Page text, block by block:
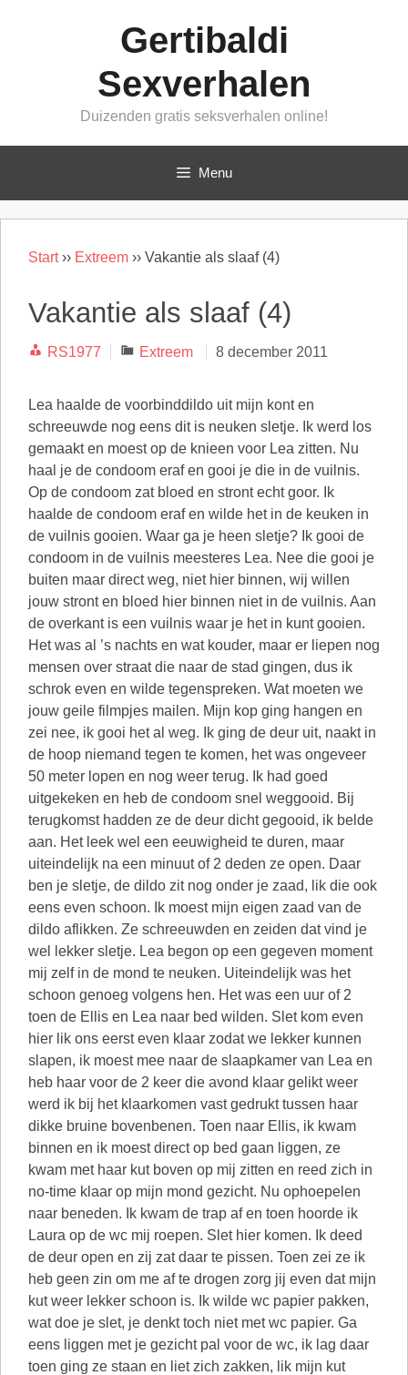
Gertibaldi
Sexverhalen
Duizenden gratis seksverhalen online!
Menu
Start›› Extreem ›› Vakantie als slaaf (4)
Vakantie als slaaf (4)
RS1977 Categorieën
Extreem 8 december 2011
Lea haalde de voorbinddildo uit mijn kont en
schreeuwde nog eens dit is neuken sletje. Ik werd los
gemaakt en moest op de knieen voor Lea zitten. Nu
haal je de condoom eraf en gooi je die in de vuilnis.
Op de condoom zat bloed en stront echt goor. Ik
haalde de condoom eraf en wilde het in de keuken in
de vuilnis gooien. Waar ga je heen sletje? Ik gooi de
condoom in de vuilnis meesteres Lea. Nee die gooi je
buiten maar direct weg, niet hier binnen, wij willen
jouw stront en bloed hier binnen niet in de vuilnis. Aan
de overkant is een vuilnis waar je het in kunt gooien.
Het was al ’s nachts en wat kouder, maar er liepen nog
mensen over straat die naar de stad gingen, dus ik
schrok even en wilde tegenspreken. Wat moeten we
jouw geile filmpjes mailen. Mijn kop ging hangen en
zei nee, ik gooi het al weg. Ik ging de deur uit, naakt in
de hoop niemand tegen te komen, het was ongeveer
50 meter lopen en nog weer terug. Ik had goed
uitgekeken en heb de condoom snel weggooid. Bij
terugkomst hadden ze de deur dicht gegooid, ik belde
aan. Het leek wel een eeuwigheid te duren, maar
uiteindelijk na een minuut of 2 deden ze open. Daar
ben je sletje, de dildo zit nog onder je zaad, lik die ook
eens even schoon. Ik moest mijn eigen zaad van de
dildo aflikken. Ze schreeuwden en zeiden dat vind je
wel lekker sletje. Lea begon op een gegeven moment
mij zelf in de mond te neuken. Uiteindelijk was het
schoon genoeg volgens hen. Het was een uur of 2
toen de Ellis en Lea naar bed wilden. Slet kom even
hier lik ons eerst even klaar zodat we lekker kunnen
slapen, ik moest mee naar de slaapkamer van Lea en
heb haar voor de 2 keer die avond klaar gelikt weer
werd ik bij het klaarkomen vast gedrukt tussen haar
dikke bruine bovenbenen. Toen naar Ellis, ik kwam
binnen en ik moest direct op bed gaan liggen, ze
kwam met haar kut boven op mij zitten en reed zich in
no-time klaar op mijn mond gezicht. Nu ophoepelen
naar beneden. Ik kwam de trap af en toen hoorde ik
Laura op de wc mij roepen. Slet hier komen. Ik deed
de deur open en zij zat daar te pissen. Toen zei ze ik
heb geen zin om me af te drogen zorg jij even dat mijn
kut weer lekker schoon is. Ik wilde wc papier pakken,
wat doe je slet, je denkt toch niet met wc papier. Ga
eens liggen met je gezicht pal voor de wc, ik lag daar
toen ging ze staan en liet zich zakken, lik mijn kut